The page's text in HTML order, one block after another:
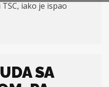
iako je ispao
SA